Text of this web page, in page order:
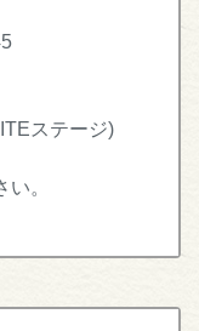
ステージ)
。